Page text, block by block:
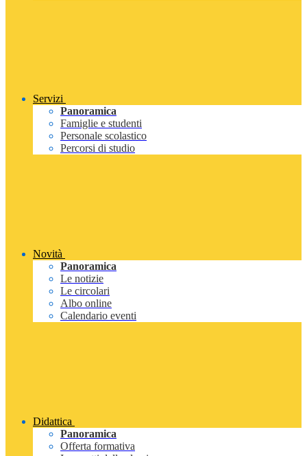
Servizi
Panoramica
Famiglie e studenti
Personale scolastico
Percorsi di studio
Novità
Panoramica
Le notizie
Le circolari
Albo online
Calendario eventi
Didattica
Panoramica
Offerta formativa